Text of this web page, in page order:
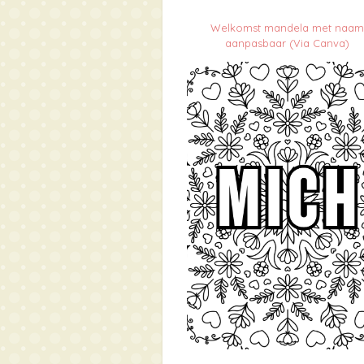
Welkomst mandela met naam
aanpasbaar (Via Canva)